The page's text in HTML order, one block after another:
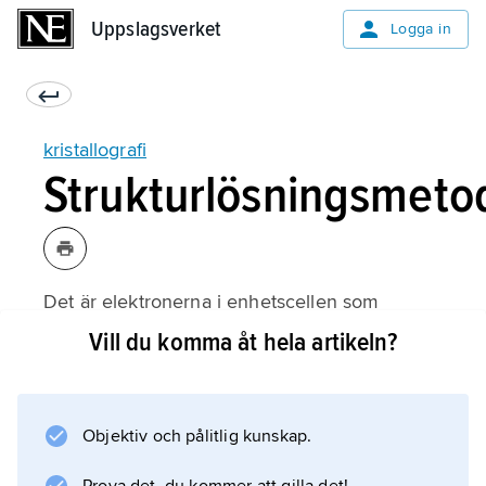
Uppslagsverket Logga in
kristallografi
Det är elektronerna i enhetscellen som
sprider den inkommande röntgenstrålningen.
ρ
(
Vill du komma åt hela artikeln?
Objektiv och pålitlig kunskap.